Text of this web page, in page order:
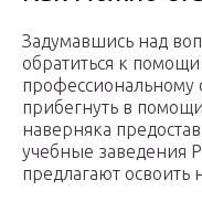
Задумавшись над
обратиться к
прибегнуть в
наверняка
учебные заведения
предлагают освоить